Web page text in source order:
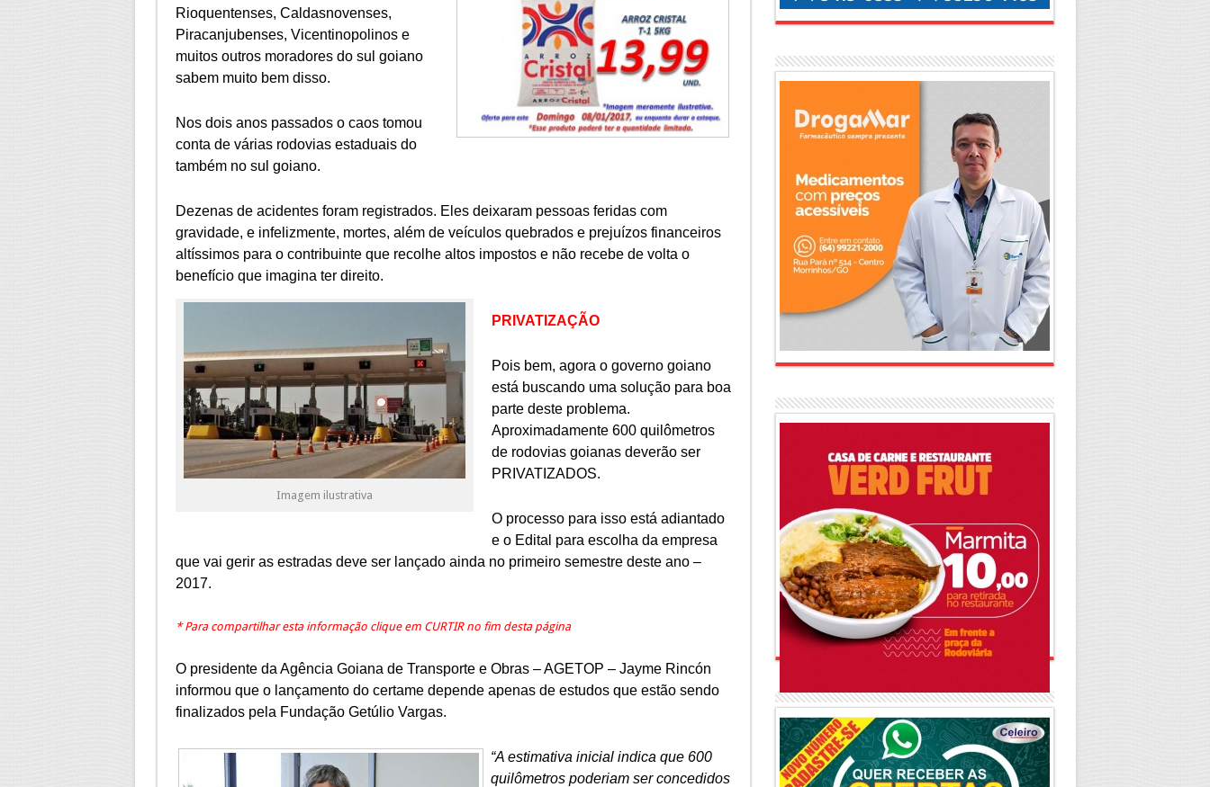
Rioquentenses, Caldasnovenses,
Piracanjubenses, Vicentinopolinos e
muitos outros moradores do sul goiano
sabem muito bem disso.
Nos dois anos passados o caos tomou
conta de várias rodovias estaduais do
também no sul goiano.
Dezenas de acidentes foram registrados. Eles deixaram pessoas feridas com
gravidade, e infelizmente, mortes, além de veículos quebrados e prejuízos financeiros
altíssimos para o contribuinte que recolhe altos impostos e não recebe de volta o
benefício que imagina ter direito.
Imagem ilustrativa
PRIVATIZAÇÃO
Pois bem, agora o governo goiano
está buscando uma solução para boa
parte deste problema.
Aproximadamente 600 quilômetros
de rodovias goianas deverão ser
PRIVATIZADOS.
O processo para isso está adiantado
e o Edital para escolha da empresa
que vai gerir as estradas deve ser lançado ainda no primeiro semestre deste ano –
2017.
* Para compartilhar esta informação clique em CURTIR no fim desta página
O presidente da Agência Goiana de Transporte e Obras – AGETOP – Jayme Rincón
informou que o lançamento do certame depende apenas de estudos que estão sendo
finalizados pela Fundação Getúlio Vargas.
“A estimativa inicial indica que 600
quilômetros poderiam ser concedidos